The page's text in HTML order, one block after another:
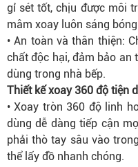
gỉ sét tốt, chịu được môi
mâm xoay luôn sáng
• An toàn và thân thiện:
chất độc hại, đảm bảo an
dùng trong nhà bếp.
Thiết kế xoay 360 độ tiện
• Xoay tròn 360 độ linh
dùng dễ dàng tiếp cận
phải thò tay sâu vào
thể lấy đồ nhanh chóng.